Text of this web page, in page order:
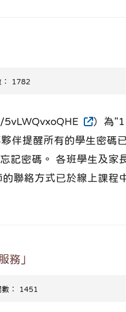
： 1782
）為
伴提醒所有的學生密碼
記密碼。 各班學生及
聯絡方式已於線上課
務」
： 1451